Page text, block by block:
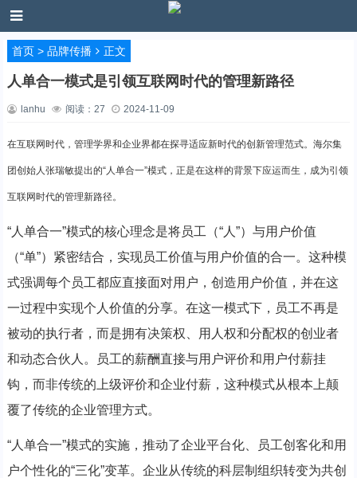
首页> 品牌传播 正文
人单合一模式是引领互联网时代的管理新路径
lanhu 阅读： 27 2024-11-09
在互联网时代，管理学界和企业界都在探寻适应新时代的创新管理范式。海尔集
团创始人张瑞敏提出的“人单合一”模式，正是在这样的背景下应运而生，成为引领
互联网时代的管理新路径。
“人单合一”模式的核心理念是将员工（“人”）与用户价值
（“单”）紧密结合，实现员工价值与用户价值的合一。这种模
式强调每个员工都应直接面对用户，创造用户价值，并在这
一过程中实现个人价值的分享。在这一模式下，员工不再是
被动的执行者，而是拥有决策权、用人权和分配权的创业者
和动态合伙人。员工的薪酬直接与用户评价和用户付薪挂
钩，而非传统的上级评价和企业付薪，这种模式从根本上颠
覆了传统的企业管理方式。
“人单合一”模式的实施，推动了企业平台化、员工创客化和用
户个性化的“三化”变革。企业从传统的科层制组织转变为共创